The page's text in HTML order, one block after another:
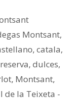
Montsant,
, catala,
, dulces,
, Montsant,
de la Teixeta -